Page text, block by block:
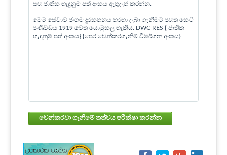
සහ ජාතික හැඳුනුම් පත් අංකය ඇතුලත් කරන්න.
මෙම සේවාව ජංගම දුරකතනය හරහා ලබා ගැනීමට පහත කෙටි
පණිවිඩය 1919 වෙත යොමුකල හැකිය. DWC RES { ජාතික
හැඳුනුම් පත් අංකය} {පෙර වෙන්කරගැනීම් විමර්ශන අංකය}
වෙන්කරවා ගැනීමේ තත්වය පරීක්ෂා කරන්න